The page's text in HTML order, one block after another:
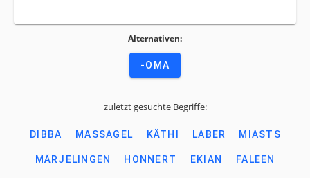
Alternativen:
-OMA
zuletzt gesuchte Begriffe:
DIBBA MASSAGEL KÄTHI LABER MIASTS
MÄRJELINGEN HONNERT EKIAN FALEEN